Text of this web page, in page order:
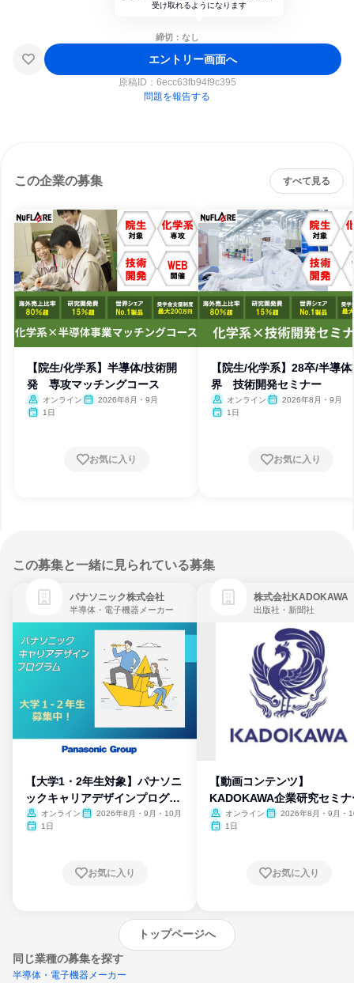
受け取れるようになります
締切：なし
エントリー画面へ
原稿ID： 6ecc63fb94f9c395
問題を報告する
この企業の募集 すべて見る
【院生/化学系】半導体/技術開
発 専攻マッチングコース
オンライン
2026年8月・9月
1日
お気に入り
【院生/化学系】28卒/半導
界 技術開発セミナー
オンライン
2026年8月・9月
1日
お気に入り
この募集と一緒に見られている募集
パナソニック株式会社
半導体・電子機器メーカー
【大学1・2年生対象】パナソニ
ックキャリアデザインプログラ
ム
オンライン
2026年8月・9月・10月
1日
お気に入り
株式会社KADOKAWA
出版社・新聞社
【動画コンテンツ】
KADOKAWA企業研究セミナ
オンライン
2026年8月・9月・
1日
お気に入り
トップページへ
同じ業種の募集を探す
半導体・電子機器メーカー